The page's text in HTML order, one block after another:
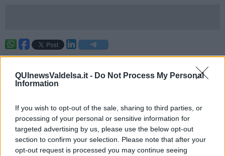
QUInewsValdelsa.it - Do Not Process My Personal
Information
If you wish to opt-out of the sale, sharing to third parties, or
processing of your personal or sensitive information for
targeted advertising by us, please use the below opt-out
section to confirm your selection. Please note that after your
opt-out request is processed you may continue seeing
SIENA —Servizio straordinario di controllo del territorio attuato dai
nei giorni scorsi. I militari
dell’Arma hannocontrollato oltre 80 persone, effettuati posti di
controllo e ispezioni in alcuni locali, nonché attuato numerose
Covid.
La Stazione di Siena haarrestato un uomo classe ’62 , già
sottoposto agli arresti domiciliari, perché inottemperante alle
prescrizioni lui imposte: negli ultimi tempi era stato accertato che
deteneva stupefacente ai fini di spaccio e pertanto è stato portato